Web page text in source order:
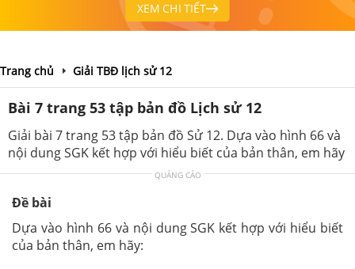
XEM CHI TIẾT
Trang chủ Giải TBĐ lịch sử 12
Bài 7 trang 53 tập bản đồ Lịch sử 12
Giải bài 7 trang 53 tập bản đồ Sử 12. Dựa vào hình 66 và
nội dung SGK kết hợp với hiểu biết của bản thân, em hãy
QUẢNG CÁO
Đề bài
Dựa vào hình 66 và nội dung SGK kết hợp với hiểu biết
của bản thân, em hãy: